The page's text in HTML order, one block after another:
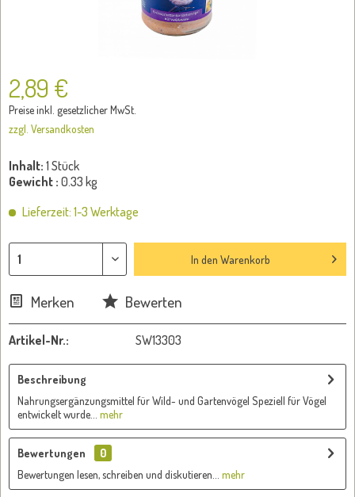
2,89 €
Preise inkl. gesetzlicher MwSt.
zzgl. Versandkosten
Inhalt: 1 Stück
Gewicht : 0.33 kg
Lieferzeit: 1-3 Werktage
In den Warenkorb
Merken Bewerten
Artikel-Nr.: SW13303
Beschreibung
Nahrungsergänzungsmittel für Wild- und Gartenvögel Speziell für Vögel
entwickelt wurde...
mehr
Bewertungen
0
Bewertungen lesen, schreiben und diskutieren...
mehr